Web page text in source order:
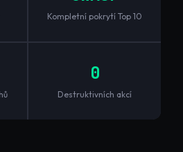
Kompletní pokrytí Top 10
0
Destruktivních akcí